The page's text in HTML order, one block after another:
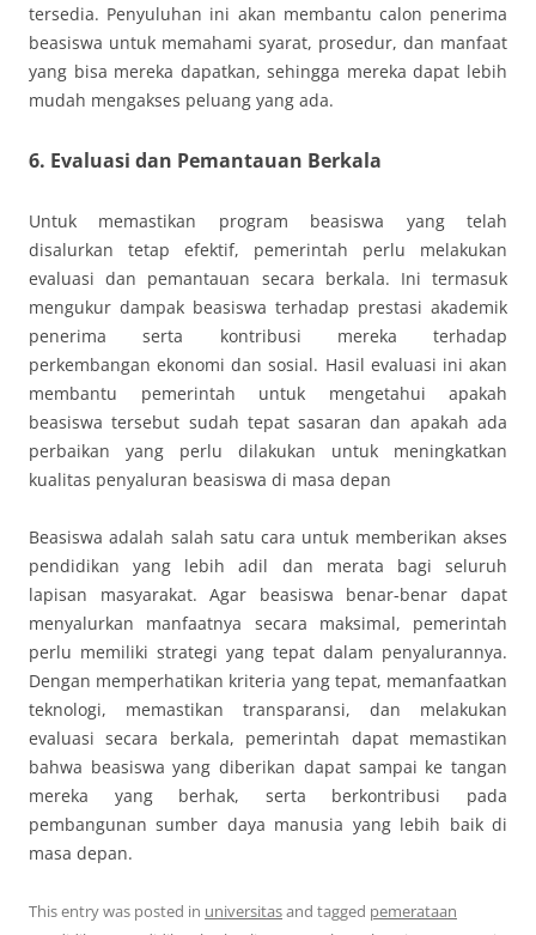
tersedia. Penyuluhan ini akan membantu calon penerima
beasiswa untuk memahami syarat, prosedur, dan manfaat
yang bisa mereka dapatkan, sehingga mereka dapat lebih
mudah mengakses peluang yang ada.
6. Evaluasi dan Pemantauan Berkala
Untuk memastikan program beasiswa yang telah
disalurkan tetap efektif, pemerintah perlu melakukan
evaluasi dan pemantauan secara berkala. Ini termasuk
mengukur dampak beasiswa terhadap prestasi akademik
penerima serta kontribusi mereka terhadap
perkembangan ekonomi dan sosial. Hasil evaluasi ini akan
membantu pemerintah untuk mengetahui apakah
beasiswa tersebut sudah tepat sasaran dan apakah ada
perbaikan yang perlu dilakukan untuk meningkatkan
kualitas penyaluran beasiswa di masa depan
Beasiswa adalah salah satu cara untuk memberikan akses
pendidikan yang lebih adil dan merata bagi seluruh
lapisan masyarakat. Agar beasiswa benar-benar dapat
menyalurkan manfaatnya secara maksimal, pemerintah
perlu memiliki strategi yang tepat dalam penyalurannya.
Dengan memperhatikan kriteria yang tepat, memanfaatkan
teknologi, memastikan transparansi, dan melakukan
evaluasi secara berkala, pemerintah dapat memastikan
bahwa beasiswa yang diberikan dapat sampai ke tangan
mereka yang berhak, serta berkontribusi pada
pembangunan sumber daya manusia yang lebih baik di
masa depan.
This entry was posted in universitasand tagged pemerataan